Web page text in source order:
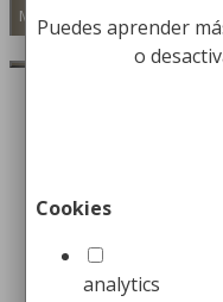
Menú
Soporte
Pintado
Puedes aprender
o
Cookies
analytics